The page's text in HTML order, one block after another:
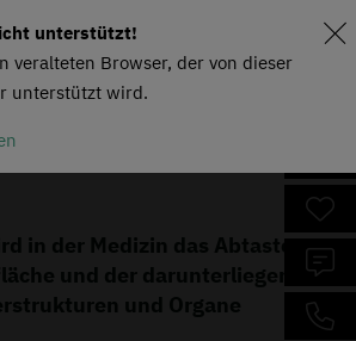
in der Medizin das Abtasten
und der darunterliegenden
und Organe
unterstützt!
veralteten Browser, der von dieser
unterstützt wird.